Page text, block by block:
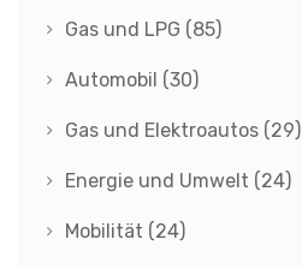
Gas und LPG (85)
Automobil (30)
Gas und Elektroautos (29)
Energie und Umwelt (24)
Mobilität (24)